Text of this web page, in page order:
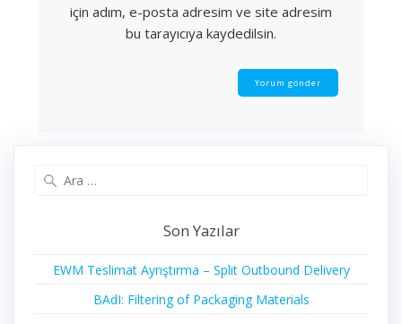
için adım, e-posta adresim ve site adresim
bu tarayıcıya kaydedilsin.
Son Yazılar
EWM Teslimat Ayrıştırma – Split Outbound Delivery
BAdI: Filtering of Packaging Materials